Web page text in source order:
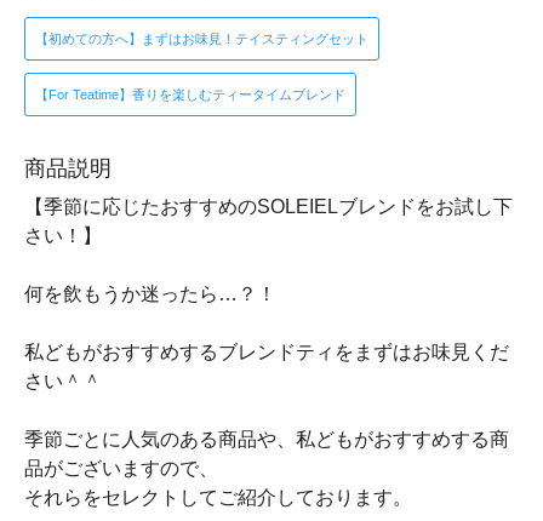
【初めての方へ】まずはお味見！テイスティングセット
【For Teatime】香りを楽しむティータイムブレンド
商品説明
【季節に応じたおすすめのSOLEIELブレンドをお試し下
さい！】
何を飲もうか迷ったら…？！
私どもがおすすめするブレンドティをまずはお味見くだ
さい＾＾
季節ごとに人気のある商品や、私どもがおすすめする商
品がございますので、
それらをセレクトしてご紹介しております。